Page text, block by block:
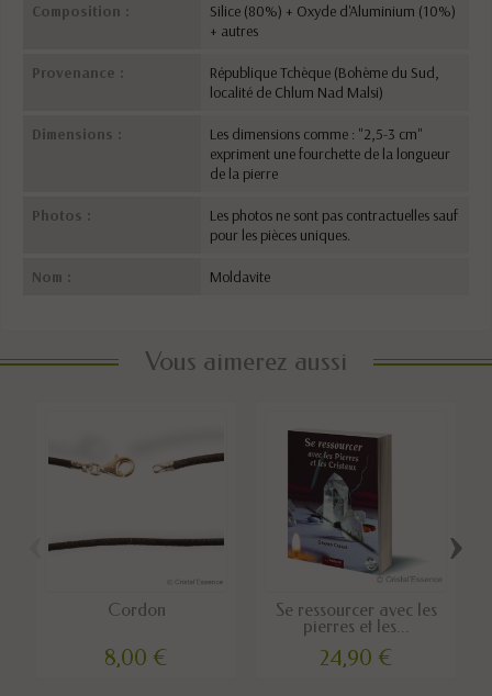
Composition :
Silice (80%) + Oxyde d'Aluminium (10%)
+ autres
Provenance :
République Tchèque (Bohème du Sud,
localité de Chlum Nad Malsi)
Dimensions :
Les dimensions comme : "2,5-3 cm"
expriment une fourchette de la longueur
de la pierre
Photos :
Les photos ne sont pas contractuelles sauf
pour les pièces uniques.
Nom : Moldavite
Vous aimerez aussi
Cordon
8,00 €
Se ressourcer avec les
pierres et les...
24,90 €
›